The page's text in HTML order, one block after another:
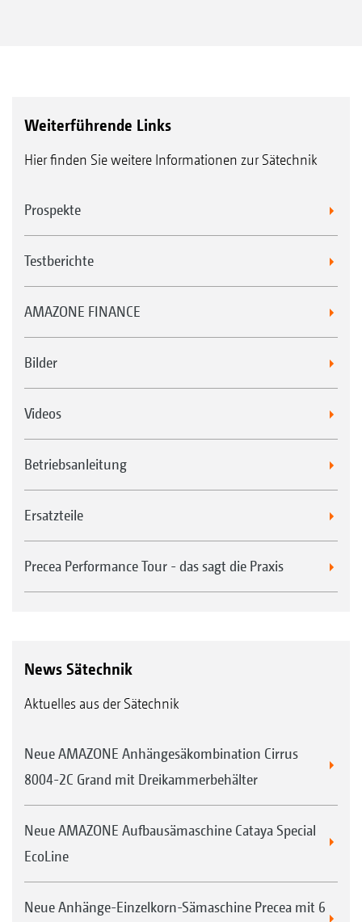
Weiterführende Links
Hier finden Sie weitere Informationen zur Sätechnik
Prospekte
Testberichte
AMAZONE FINANCE
Bilder
Videos
Betriebsanleitung
Ersatzteile
Precea Performance Tour - das sagt die Praxis
News Sätechnik
Aktuelles aus der Sätechnik
Neue AMAZONE Anhängesäkombination Cirrus
8004-2C Grand mit Dreikammerbehälter
Neue AMAZONE Aufbausämaschine Cataya Special
EcoLine
Neue Anhänge-Einzelkorn-Sämaschine Precea mit 6